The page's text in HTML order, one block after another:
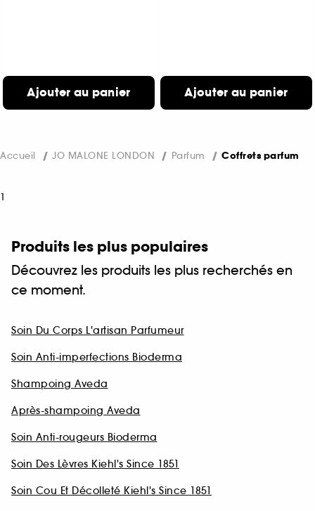
Ajouter au panier Ajouter au panier
Accueil JO MALONE LONDON Parfum Coffrets parfum
1
Produits les plus populaires
Découvrez les produits les plus recherchés en
ce moment.
Soin Du Corps L'artisan Parfumeur
Soin Anti-imperfections Bioderma
Shampoing Aveda
Après-shampoing Aveda
Soin Anti-rougeurs Bioderma
Soin Des Lèvres Kiehl's Since 1851
Soin Cou Et Décolleté Kiehl's Since 1851